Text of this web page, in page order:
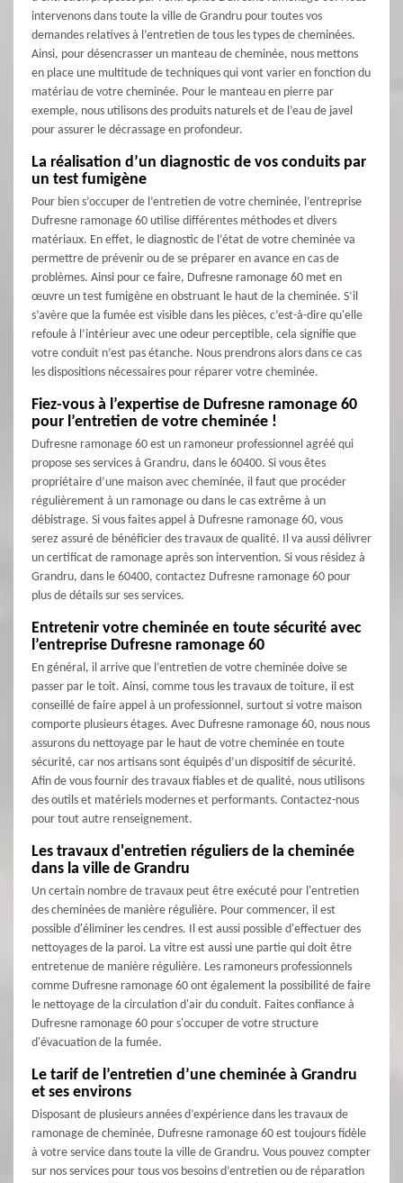
intervenons dans toute la ville de Grandru pour toutes vos
demandes relatives à l’entretien de tous les types de cheminées.
Ainsi, pour désencrasser un manteau de cheminée, nous mettons
en place une multitude de techniques qui vont varier en fonction du
matériau de votre cheminée. Pour le manteau en pierre par
exemple, nous utilisons des produits naturels et de l’eau de javel
pour assurer le décrassage en profondeur.
La réalisation d’un diagnostic de vos conduits par
un test fumigène
Pour bien s’occuper de l’entretien de votre cheminée, l’entreprise
Dufresne ramonage 60 utilise différentes méthodes et divers
matériaux. En effet, le diagnostic de l’état de votre cheminée va
permettre de prévenir ou de se préparer en avance en cas de
problèmes. Ainsi pour ce faire, Dufresne ramonage 60 met en
œuvre un test fumigène en obstruant le haut de la cheminée. S’il
s’avère que la fumée est visible dans les pièces, c’est-à-dire qu'elle
refoule à l’intérieur avec une odeur perceptible, cela signifie que
votre conduit n’est pas étanche. Nous prendrons alors dans ce cas
les dispositions nécessaires pour réparer votre cheminée.
Fiez-vous à l’expertise de Dufresne ramonage 60
pour l’entretien de votre cheminée !
Dufresne ramonage 60 est un ramoneur professionnel agréé qui
propose ses services à Grandru, dans le 60400. Si vous êtes
propriétaire d’une maison avec cheminée, il faut que procéder
régulièrement à un ramonage ou dans le cas extrême à un
débistrage. Si vous faites appel à Dufresne ramonage 60, vous
serez assuré de bénéficier des travaux de qualité. Il va aussi délivrer
un certificat de ramonage après son intervention. Si vous résidez à
Grandru, dans le 60400, contactez Dufresne ramonage 60 pour
plus de détails sur ses services.
Entretenir votre cheminée en toute sécurité avec
l’entreprise Dufresne ramonage 60
En général, il arrive que l’entretien de votre cheminée doive se
passer par le toit. Ainsi, comme tous les travaux de toiture, il est
conseillé de faire appel à un professionnel, surtout si votre maison
comporte plusieurs étages. Avec Dufresne ramonage 60, nous nous
assurons du nettoyage par le haut de votre cheminée en toute
sécurité, car nos artisans sont équipés d’un dispositif de sécurité.
Afin de vous fournir des travaux fiables et de qualité, nous utilisons
des outils et matériels modernes et performants. Contactez-nous
pour tout autre renseignement.
Les travaux d'entretien réguliers de la cheminée
dans la ville de Grandru
Un certain nombre de travaux peut être exécuté pour l'entretien
des cheminées de manière régulière. Pour commencer, il est
possible d'éliminer les cendres. Il est aussi possible d'effectuer des
nettoyages de la paroi. La vitre est aussi une partie qui doit être
entretenue de manière régulière. Les ramoneurs professionnels
comme Dufresne ramonage 60 ont également la possibilité de faire
le nettoyage de la circulation d'air du conduit. Faites confiance à
Dufresne ramonage 60 pour s'occuper de votre structure
d'évacuation de la fumée.
Le tarif de l’entretien d’une cheminée à Grandru
et ses environs
Disposant de plusieurs années d’expérience dans les travaux de
ramonage de cheminée, Dufresne ramonage 60 est toujours fidèle
à votre service dans toute la ville de Grandru. Vous pouvez compter
sur nos services pour tous vos besoins d’entretien ou de réparation